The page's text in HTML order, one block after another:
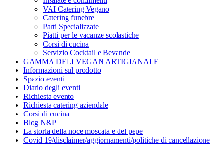
VAI Catering Vegano
Catering funebre
Parti Specializzate
Piatti per le vacanze scolastiche
Corsi di cucina
Servizio Cocktail e Bevande
GAMMA DELI VEGAN ARTIGIANALE
Informazioni sul prodotto
Spazio eventi
Diario degli eventi
Richiesta evento
Richiesta catering aziendale
Corsi di cucina
Blog N&P
La storia della noce moscata e del pepe
Covid 19/disclaimer/aggiornamenti/politiche di cancellazione